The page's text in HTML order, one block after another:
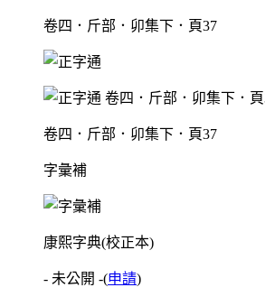
卷四．斤部．卯集下．頁37
卷四．斤部．卯集下．頁37
字彙補
康熙字典(校正本)
- 未公開 -(申請)